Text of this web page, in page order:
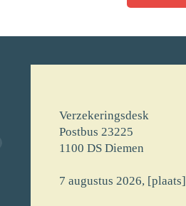
Verzekeringsdesk
Postbus 23225
1100 DS Diemen
7 augustus 2026, [plaats]